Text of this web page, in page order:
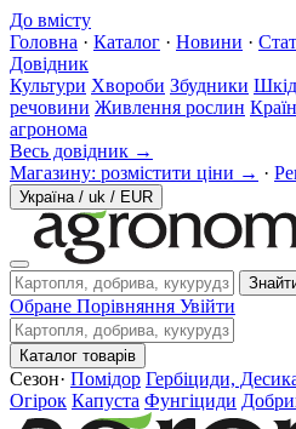
До вмісту
Головна · Каталог · Новини ·
Довідник
Культури Хвороби Збудники
речовини Живлення рослин
агронома
Весь довідник →
Магазину: розмістити ціни → ·
Україна / uk / EUR
Обране Порівняння Увійти
Каталог товарів
Сезон· Помідор Гербіциди,
Огірок Капуста Фунгіциди